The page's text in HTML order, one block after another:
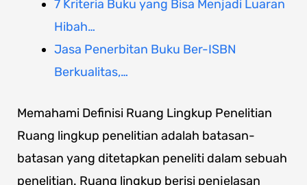
7 Kriteria Buku yang Bisa Menjadi Luaran
Hibah…
Jasa Penerbitan Buku Ber-ISBN
Berkualitas,…
Memahami Definisi Ruang Lingkup Penelitian
Ruang lingkup penelitian adalah batasan-
batasan yang ditetapkan peneliti dalam sebuah
penelitian. Ruang lingkup berisi penjelasan